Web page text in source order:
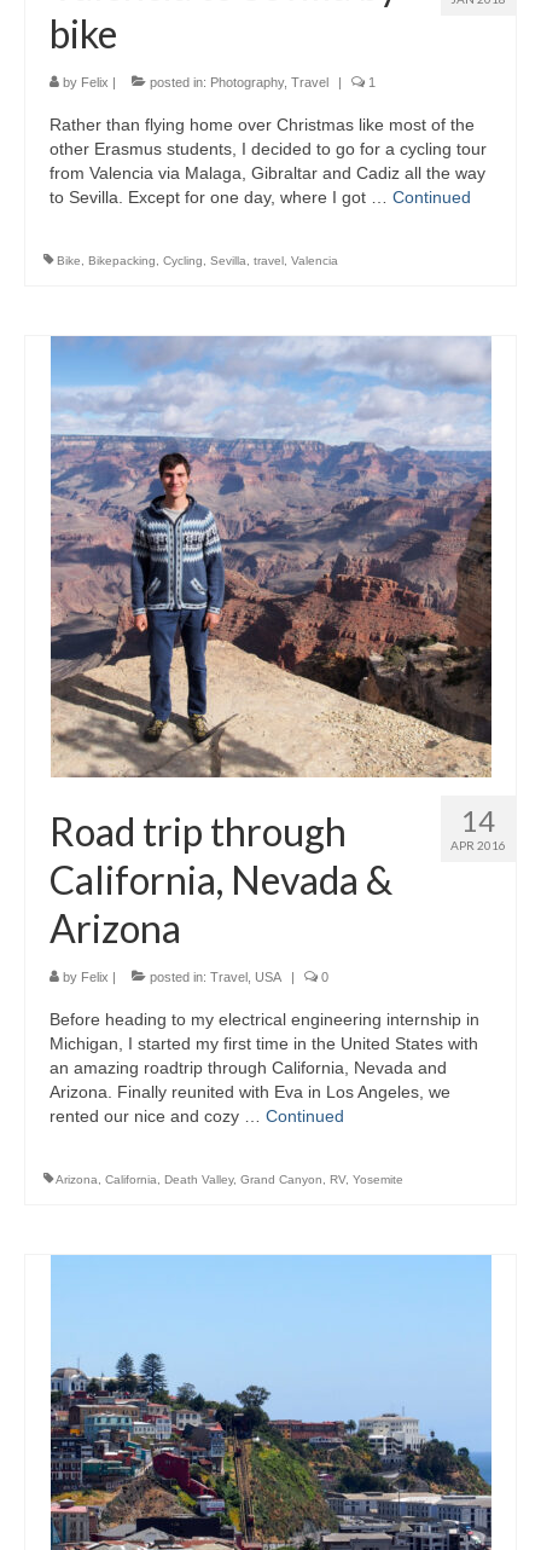
bike
by Felix | posted in: Photography, Travel | 1
Rather than flying home over Christmas like most of the
other Erasmus students, I decided to go for a cycling tour
from Valencia via Malaga, Gibraltar and Cadiz all the way
to Sevilla. Except for one day, where I got … Continued
Bike Bikepacking Cycling Sevilla travel Valencia
14
APR 2016
Road trip through
California, Nevada &
Arizona
by Felix | posted in: Travel USA | 0
Before heading to my electrical engineering internship in
Michigan, I started my first time in the United States with
an amazing roadtrip through California, Nevada and
Arizona. Finally reunited with Eva in Los Angeles, we
rented our nice and cozy … Continued
Arizona California Death Valley, Grand Canyon RV, Yosemite